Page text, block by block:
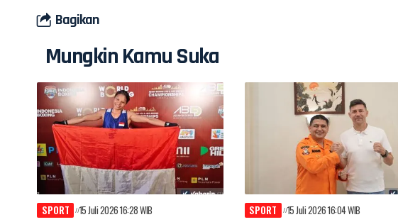
Bagikan
Mungkin Kamu Suka
SPORT 15 Juli 2026 16:28 WIB SPORT 15 Juli 2026 16:04 WIB